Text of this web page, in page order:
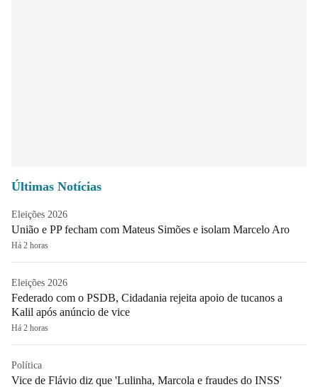
Últimas Notícias
Eleições 2026
União e PP fecham com Mateus Simões e isolam Marcelo Aro
Há 2 horas
Eleições 2026
Federado com o PSDB, Cidadania rejeita apoio de tucanos a
Kalil após anúncio de vice
Há 2 horas
Política
Vice de Flávio diz que 'Lulinha, Marcola e fraudes do INSS'